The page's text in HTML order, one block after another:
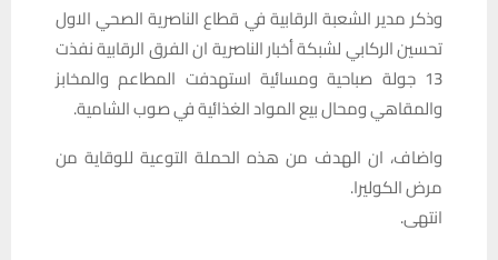
وذكر مدير الشعبة الرقابية في قطاع الناصرية الصحي الاول
تحسين الركابي لشبكة أخبار الناصرية ان الفرق الرقابية نفذت
13 جولة صباحية ومسائية استهدفت المطاعم والمخابز
والمقاهي ومحال بيع المواد الغذائية في صوب الشامية.
واضاف، ان الهدف من هذه الحملة التوعية للوقاية من
مرض الكوليرا.
انتهى.